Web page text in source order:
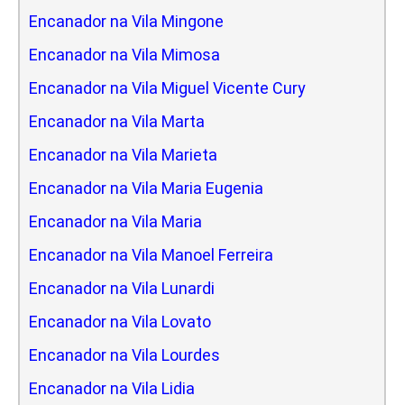
Encanador na Vila Mingone
Encanador na Vila Mimosa
Encanador na Vila Miguel Vicente Cury
Encanador na Vila Marta
Encanador na Vila Marieta
Encanador na Vila Maria Eugenia
Encanador na Vila Maria
Encanador na Vila Manoel Ferreira
Encanador na Vila Lunardi
Encanador na Vila Lovato
Encanador na Vila Lourdes
Encanador na Vila Lidia